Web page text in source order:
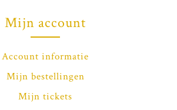
Mijn account
Account informatie
Mijn bestellingen
Mijn tickets